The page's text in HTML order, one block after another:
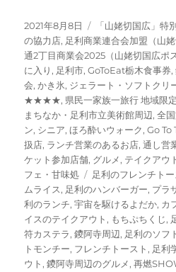
ペ
ー
ジ
ペ
ー
ジ
投
稿
日:
2021年8月8日
カ
テ
ゴ
リ
ー
「山姥切国広」特
の協力店, 足利商業連合会加盟（山
通2丁目商業会2025（山姥切国広ポ
に入り, 足利市,GoToEat栃木食事券,
会,かき氷, ジェラート・ソフトクリ
★★★★, 県民一家族一旅行 地域限
まちなか・足利市立美術館周辺,全
ン, シニア,ほろ酔いウォーク,Go To
扱店, ランチ営業のあるお店,通し営
ケット参加店舗, グルメ, テイクアウ
フェ・甘味処
タ
グ
足利のフレンチト
ムライス, 足利のハンバーガー, プラ
利のランチ,宇宙を駆けるよだか, カ
イスのテイクアウト, もちぷちくじ,
符カステラ,鑁阿寺周辺, 足利のソフ
トモンチー, フレンチトースト, 足利
ウト,鑁阿寺周辺のグルメ,再燃